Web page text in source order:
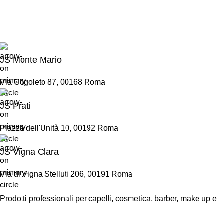
JS Monte Mario
Via Cogoleto 87, 00168 Roma
JS Prati
Piazza dell'Unità 10, 00192 Roma
JS Vigna Clara
Via di Vigna Stelluti 206, 00191 Roma
Prodotti professionali per capelli, cosmetica, barber, make up e